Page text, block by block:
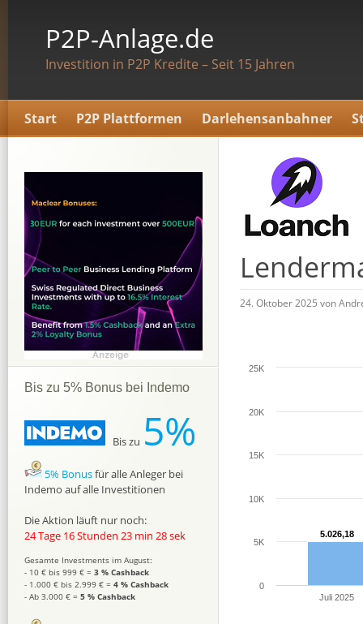
P2P-Anlage.de
Investition in P2P Kredite – Seit 15 Jahren
Start P2P Plattformen Darlehensanbahner
24. Oktober 2025 von
5.026,18
5.026,18
Juli 2025
0
5K
10K
15K
20K
25K
Bis zu 5% Bonus bei Indemo
Bis zu 5%
5% Bonusfür alle Anleger bei
Indemo auf alle Investitionen
Die Aktion läuft nur noch:
24 Tage 16 Stunden 23 min 27 sek
Gesamte Investments im August:
- 10 € bis 999 € = 3 % Cashback
- 1.000 € bis 2.999 € = 4 % Cashback
- Ab 3.000 € = 5 % Cashback